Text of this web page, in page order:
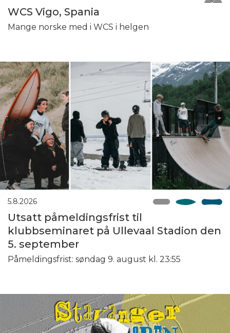
WCS Vigo, Spania
Mange norske med i WCS i helgen
5.8.2026
Utsatt påmeldingsfrist til
klubbseminaret på Ullevaal Stadion den
5. september
Påmeldingsfrist: søndag 9. august kl. 23:55